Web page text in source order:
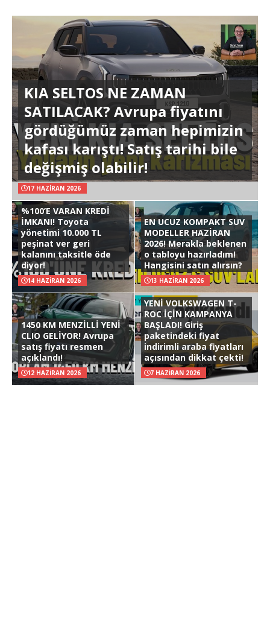
KIA SELTOS NE ZAMAN
SATILACAK? Avrupa fiyatını
gördüğümüz zaman hepimizin
kafası karıştı! Satış tarihi bile
değişmiş olabilir!
17 HAZIRAN 2026
%100’E VARAN KREDİ
İMKANI! Toyota
yönetimi 10.000 TL
peşinat ver geri
kalanını taksitle öde
diyor!
14 HAZIRAN 2026
EN UCUZ KOMPAKT SUV
MODELLER HAZİRAN
2026! Merakla beklenen
o tabloyu hazırladım!
Hangisini satın alırsın?
13 HAZIRAN 2026
1450 KM MENZİLLİ YENİ
CLIO GELİYOR! Avrupa
satış fiyatı resmen
açıklandı!
12 HAZIRAN 2026
YENİ VOLKSWAGEN T-
ROC İÇİN KAMPANYA
BAŞLADI! Giriş
paketindeki fiyat
indirimli araba fiyatları
açısından dikkat çekti!
7 HAZIRAN 2026